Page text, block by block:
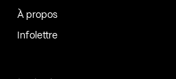
À propos
Infolettre